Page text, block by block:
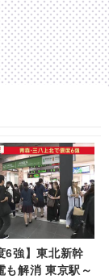
6強】東北新幹
も解消 東京駅～